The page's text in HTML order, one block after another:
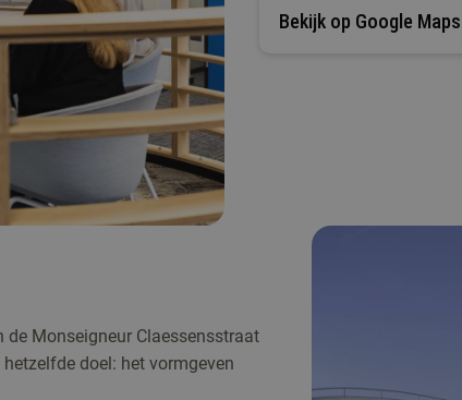
Bekijk op Google Maps
Monseigneur Claessensstraat
doel: het vormgeven